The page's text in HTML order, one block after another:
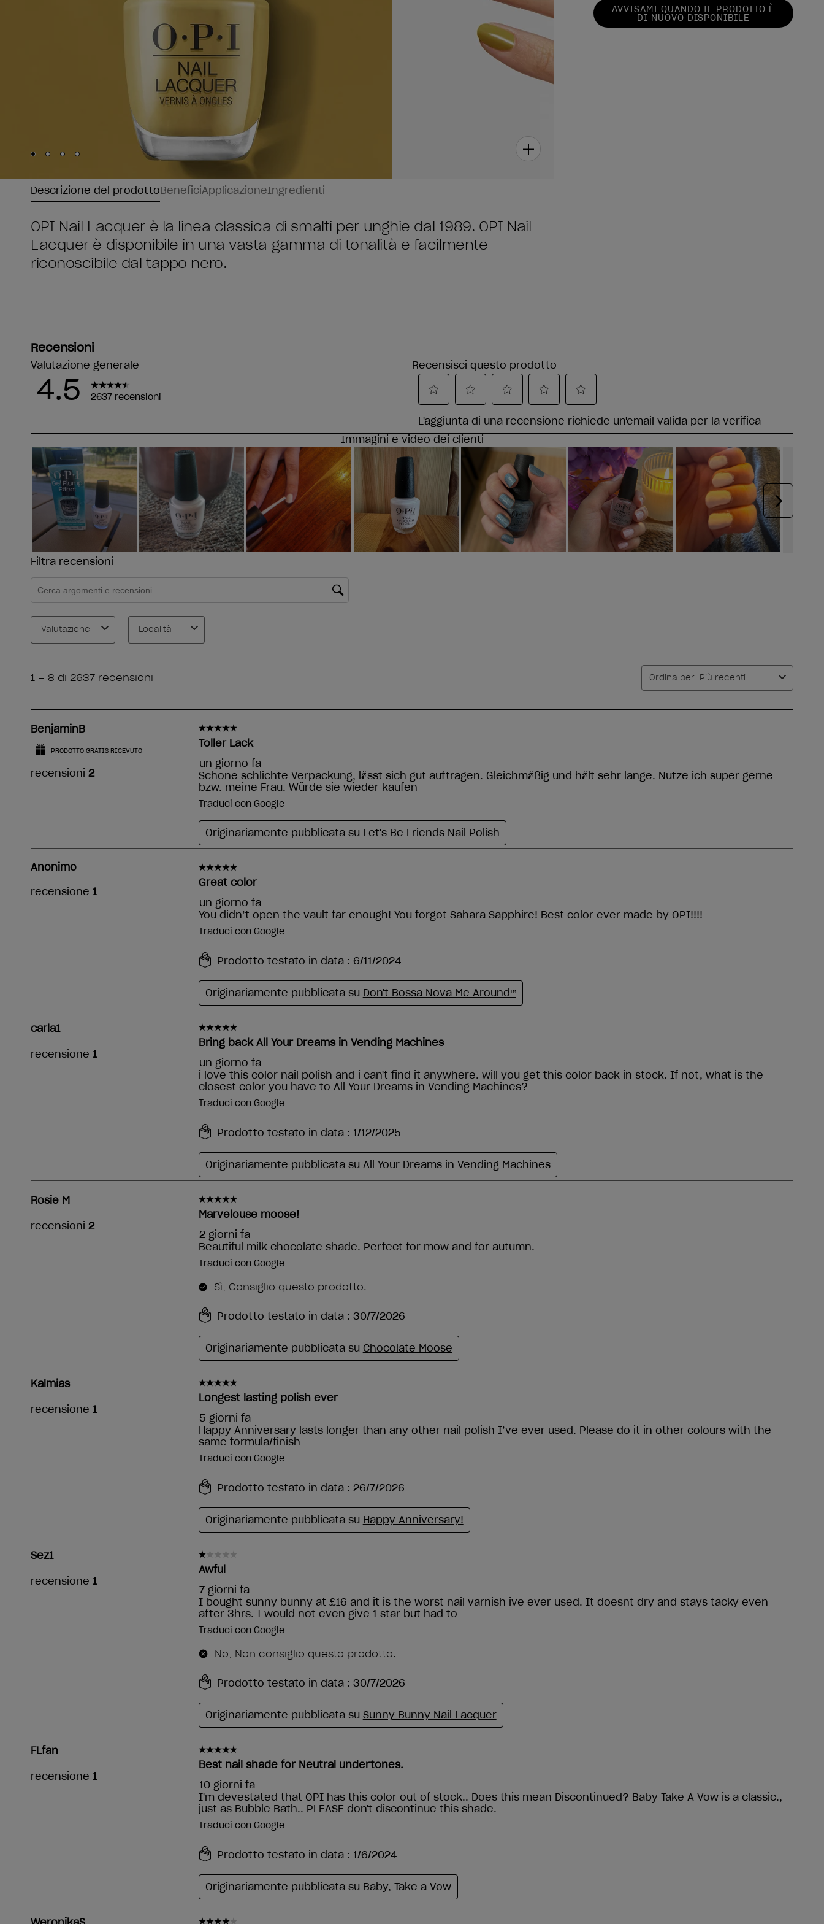
Skip to slide
Skip to slide
Skip to slide
Skip to slide 4
AVVISAMI QUANDO IL PRODOTTO È
DI NUOVO DISPONIBILE
Descrizione del prodottoBeneficiApplicazioneIngredienti
OPI Nail Lacquer è la linea classica di smalti per unghie dal 1989. OPI Nail
Lacquer è disponibile in una vasta gamma di tonalità e facilmente
riconoscibile dal tappo nero.